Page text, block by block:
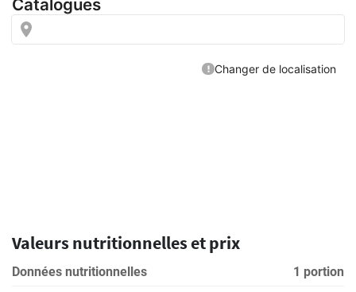
Valeurs nutritionnelles et prix
Données nutritionnelles
1 portion